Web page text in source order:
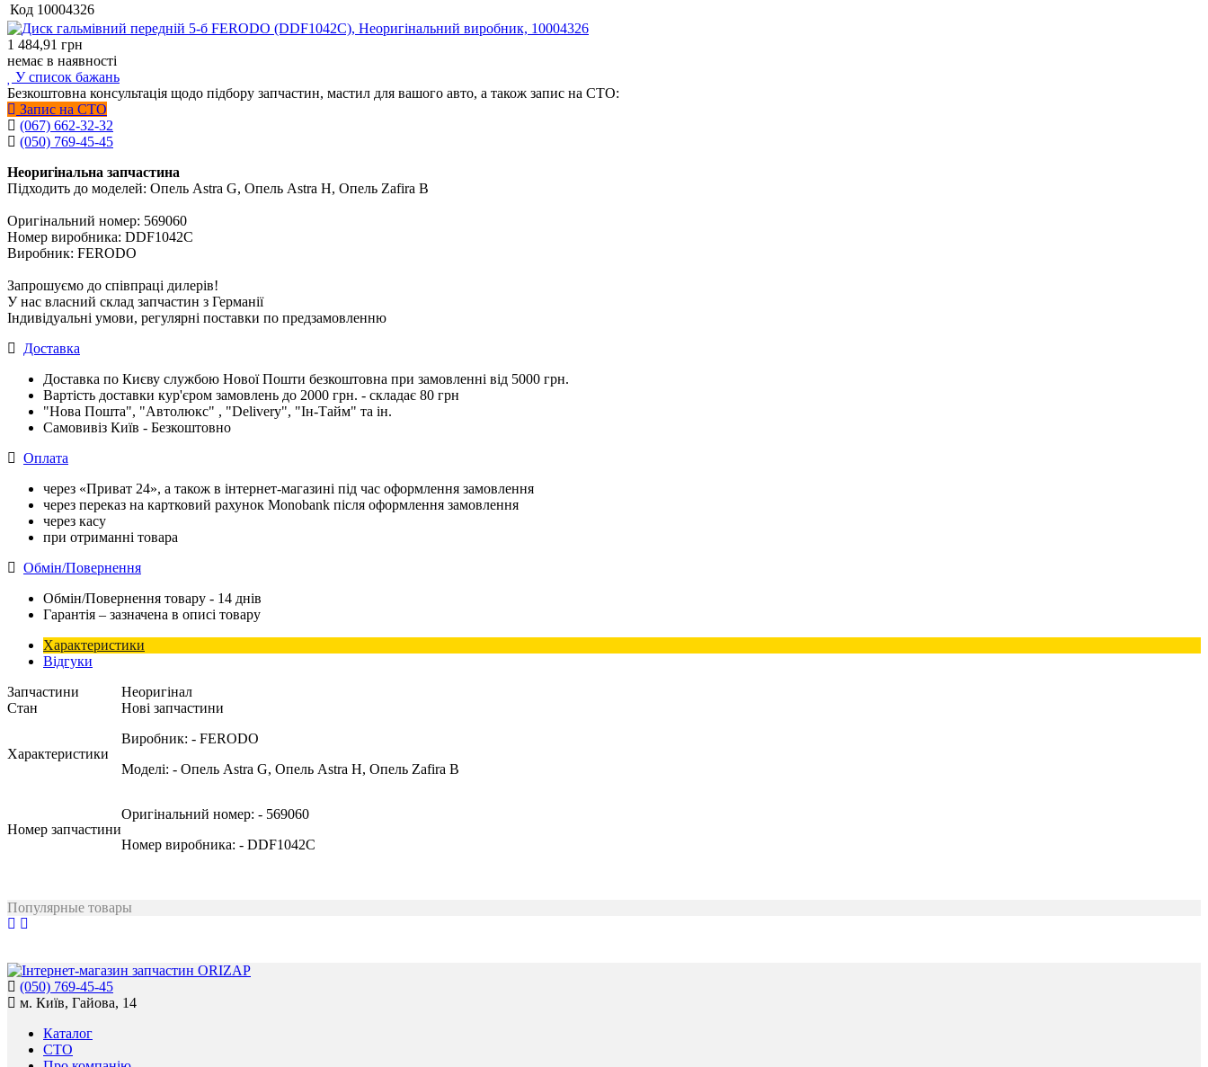
Код 10004326
1 484,91 грн
немає в наявності
У список бажань
Безкоштовна консультація щодо підбору запчастин, мастил для вашого авто, а також запис на СТО:
Запис на СТО
(067) 662-32-32
(050) 769-45-45
Неоригінальна запчастина
Підходить до моделей: Опель Astra G, Опель Astra H, Опель Zafira B
Оригінальний номер: 569060
Номер виробника: DDF1042C
Виробник: FERODO
Запрошуємо до співпраці дилерів!
У нас власний склад запчастин з Германії
Індивідуальні умови, регулярні поставки по предзамовленню
Доставка
Доставка по Києву службою Нової Пошти безкоштовна при замовленні від 5000 грн.
Вартість доставки кур'єром замовлень до 2000 грн. - складає 80 грн
"Нова Пошта", "Автолюкс" , "Delivery", "Iн-Тайм" та ін.
Самовивіз Київ - Безкоштовно
Оплата
через «Приват 24», а також в інтернет-магазині під час оформлення замовлення
через переказ на картковий рахунок Monobank після оформлення замовлення
через касу
при отриманні товара
Обмін/Повернення
Обмін/Повернення товару - 14 днів
Гарантія – зазначена в описі товару
Характеристики
Відгуки
Запчастини
Неоригінал
Стан
Нові запчастини
Характеристики
Виробник: - FERODO
Моделі: - Опель Astra G, Опель Astra H, Опель Zafira B
Номер запчастини
Оригінальний номер: - 569060
Номер виробника: - DDF1042C
Популярные товары
(050) 769-45-45
м. Київ, Гайова, 14
Каталог
СТО